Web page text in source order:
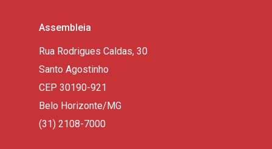
Assembleia
Rua Rodrigues Caldas, 30
Santo Agostinho
CEP 30190-921
Belo Horizonte/MG
(31) 2108-7000